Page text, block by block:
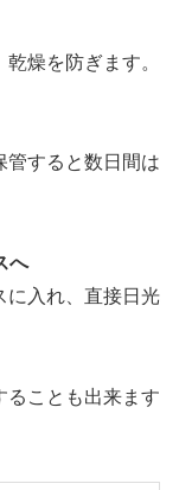
燥を防ぎます。
管すると数日間は
へ
に入れ、直接日光
ることも出来ます